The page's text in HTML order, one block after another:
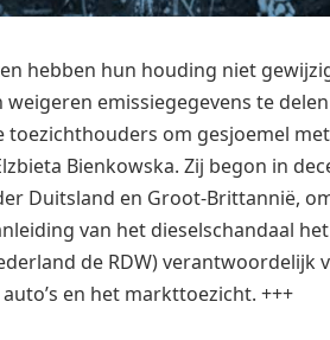
hebben hun houding niet
weigeren emissiegegevens te
om gesjoemel
Bienkowska. Zij begon in
Duitsland en Groot-Brittannië,
van het dieselschandaal
de RDW) verantwoordelijk
en het markttoezicht. +++